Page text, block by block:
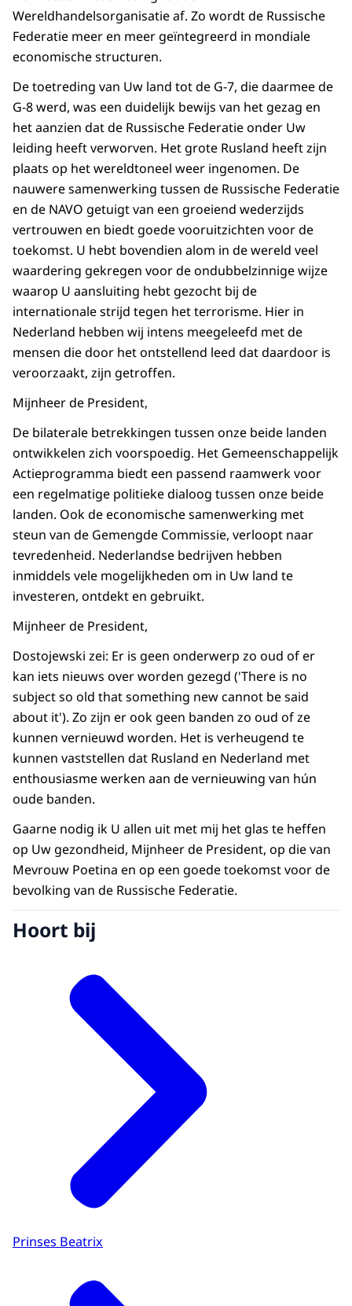
Wereldhandelsorganisatie af. Zo wordt de Russische
Federatie meer en meer geïntegreerd in mondiale
economische structuren.
De toetreding van Uw land tot de G-7, die daarmee de
G-8 werd, was een duidelijk bewijs van het gezag en
het aanzien dat de Russische Federatie onder Uw
leiding heeft verworven. Het grote Rusland heeft zijn
plaats op het wereldtoneel weer ingenomen. De
nauwere samenwerking tussen de Russische Federatie
en de NAVO getuigt van een groeiend wederzijds
vertrouwen en biedt goede vooruitzichten voor de
toekomst. U hebt bovendien alom in de wereld veel
waardering gekregen voor de ondubbelzinnige wijze
waarop U aansluiting hebt gezocht bij de
internationale strijd tegen het terrorisme. Hier in
Nederland hebben wij intens meegeleefd met de
mensen die door het ontstellend leed dat daardoor is
veroorzaakt, zijn getroffen.
Mijnheer de President,
De bilaterale betrekkingen tussen onze beide landen
ontwikkelen zich voorspoedig. Het Gemeenschappelijk
Actieprogramma biedt een passend raamwerk voor
een regelmatige politieke dialoog tussen onze beide
landen. Ook de economische samenwerking met
steun van de Gemengde Commissie, verloopt naar
tevredenheid. Nederlandse bedrijven hebben
inmiddels vele mogelijkheden om in Uw land te
investeren, ontdekt en gebruikt.
Mijnheer de President,
Dostojewski zei: Er is geen onderwerp zo oud of er
kan iets nieuws over worden gezegd ('There is no
subject so old that something new cannot be said
about it'). Zo zijn er ook geen banden zo oud of ze
kunnen vernieuwd worden. Het is verheugend te
kunnen vaststellen dat Rusland en Nederland met
enthousiasme werken aan de vernieuwing van hún
oude banden.
Gaarne nodig ik U allen uit met mij het glas te heffen
op Uw gezondheid, Mijnheer de President, op die van
Mevrouw Poetina en op een goede toekomst voor de
bevolking van de Russische Federatie.
Hoort bij
Prinses Beatrix